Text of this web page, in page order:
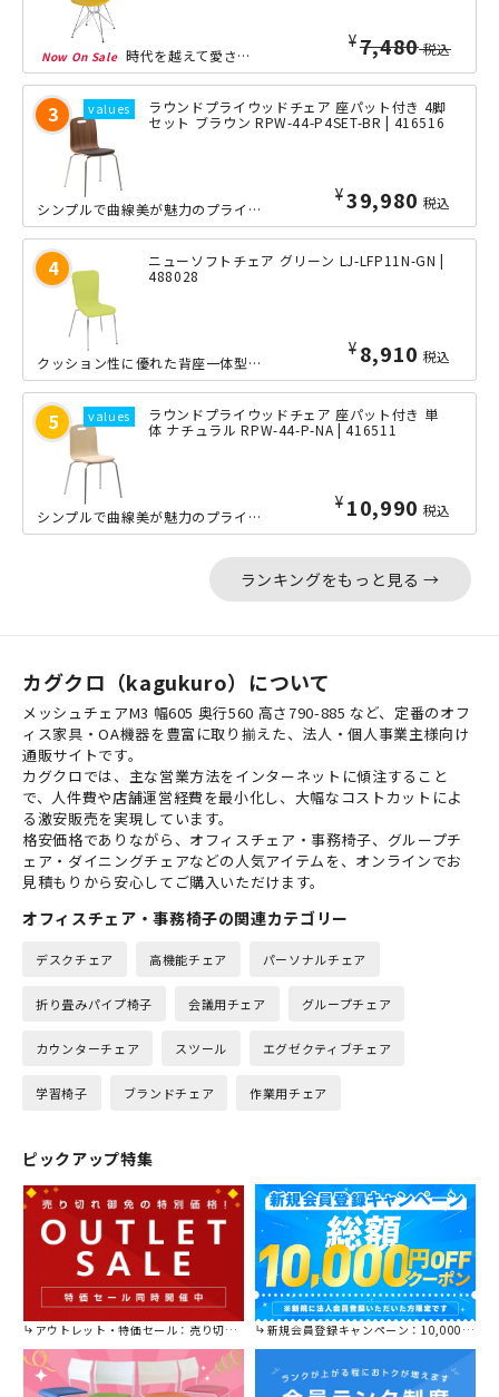
¥5,980税込
時代を越えて愛され続けている、他にない斬新なデザインフォルムの「シェルサイドチェ...
ラウンドプライウッドチェア 座パット付き 4脚
セット ブラウン RPW-44-P4SET-BR | 416516
¥39,980 税込
シンプルで曲線美が魅力のプライウッド製4本脚チェアです。明るい北欧風のナチュラル...
ニューソフトチェア グリーン LJ-LFP11N-GN |
488028
¥ 8,910 税込
クッション性に優れた背座一体型のグループチェア。ウレタンを使用した柔らかな一体型...
ラウンドプライウッドチェア 座パット付き 単
体 ナチュラル RPW-44-P-NA | 416511
¥ 10,990 税込
シンプルで曲線美が魅力のプライウッド製4本脚チェアです。明るい北欧風のナチュラル...
ランキングをもっと見る →
カグクロ（kagukuro）について
メッシュチェアM3 幅605 奥行560 高さ790-885 など、定番のオフ
ィス家具・OA機器を豊富に取り揃えた、法人・個人事業主様向け
通販サイトです。
カグクロでは、主な営業方法をインターネットに傾注すること
で、人件費や店舗運営経費を最小化し、大幅なコストカットによ
る激安販売を実現しています。
格安価格でありながら、オフィスチェア・事務椅子、グループチ
ェア・ダイニングチェアなどの人気アイテムを、オンラインでお
見積もりから安心してご購入いただけます。
オフィスチェア・事務椅子の関連カテゴリー
デスクチェア 高機能チェア パーソナルチェア
折り畳みパイプ椅子 会議用チェア グループチェア
カウンターチェア スツール エグゼクティブチェア
学習椅子 ブランドチェア 作業用チェア
ピックアップ特集
アウトレット・特価セール：売り切れ御免の特別価格！ 新規会員登録キャンペーン：10,000円OFFクーポン進呈中！